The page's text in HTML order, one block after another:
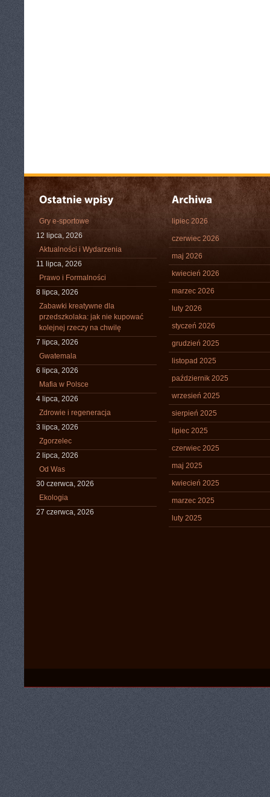
Gry e-sportowe
12 lipca, 2026
Aktualności i Wydarzenia
11 lipca, 2026
Prawo i Formalności
8 lipca, 2026
Zabawki kreatywne dla
przedszkolaka: jak nie kupować
kolejnej rzeczy na chwilę
7 lipca, 2026
Gwatemala
6 lipca, 2026
Mafia w Polsce
4 lipca, 2026
Zdrowie i regeneracja
3 lipca, 2026
Zgorzelec
2 lipca, 2026
Od Was
30 czerwca, 2026
Ekologia
27 czerwca, 2026
lipiec 2026
czerwiec 2026
maj 2026
kwiecień 2026
marzec 2026
luty 2026
styczeń 2026
grudzień 2025
listopad 2025
październik 2025
wrzesień 2025
sierpień 2025
lipiec 2025
czerwiec 2025
maj 2025
kwiecień 2025
marzec 2025
luty 2025